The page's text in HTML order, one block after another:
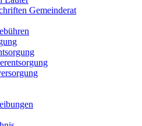
Gemeinderat